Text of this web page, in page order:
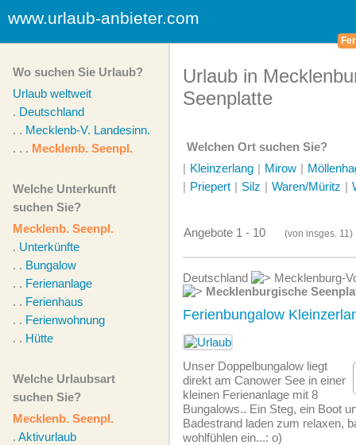
www.urlaub-anbieter.com
Wo suchen Sie Urlaub?
Urlaub weltweit
. Deutschland
. . Mecklenb-V. Landesinn.
. . . Mecklenb. Seenpl.
Welche Unterkunft
suchen Sie?
Mecklenb. Seenpl.
. Unterkünfte
. . Bungalow
. . Ferienanlage
. . Ferienhaus
. . Ferienwohnung
. . Hütte
Welche Urlaubsart
suchen Sie?
Mecklenb. Seenpl.
. Aktivurlaub
Urlaub in
Seenplatte
Welchen Ort suchen Sie?
| Kleinzerlang | Mirow |
| Priepert | Silz | Waren/Müritz |
Angebote 1 - 10 (von insges. 11)
Deutschland
Mecklenburg-
Mecklenburgische
Ferienbungalow
Unser Doppelbungalow liegt
direkt am Canower See in einer
kleinen Ferienanlage mit 8
Bungalows.. Ein Steg, ein Boot
Badestrand laden zum relaxen,
wohlfühlen ein...: o)